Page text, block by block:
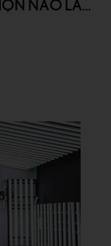
NÀO LÀ